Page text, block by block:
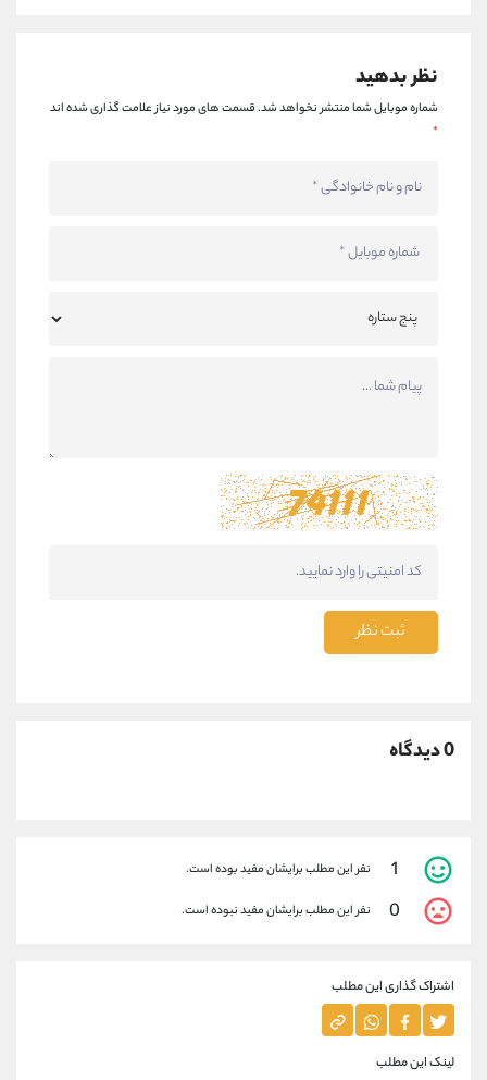
نظر بدهید
شماره موبایل شما منتشر نخواهد شد.قسمت های مورد نیاز علامت گذاری شده اند
*
ثبت نظر
0 دیدگاه
1 نفر این مطلب برایشان مفید بوده است.
0 نفر این مطلب برایشان مفید نبوده است.
اشتراک گذاری این مطلب
لینک این مطلب